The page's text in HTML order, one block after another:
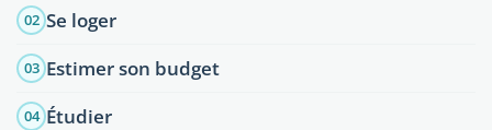
02 Se loger
03 Estimer son budget
04 Étudier